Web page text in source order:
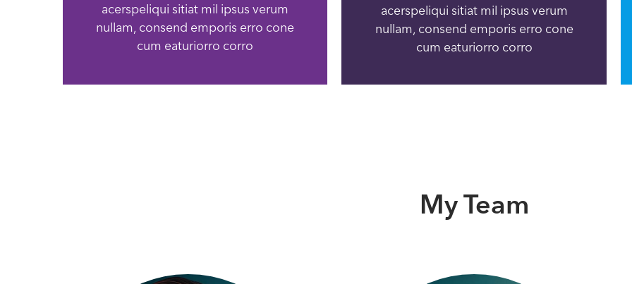
acerspeliqui sitiat mil ipsus verum
nullam, consend emporis erro cone
cum eaturiorro corro
acerspeliqui sitiat mil ipsus verum
nullam, consend emporis erro cone
cum eaturiorro corro
My Team